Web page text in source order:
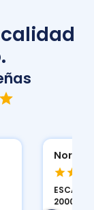
2000 S...